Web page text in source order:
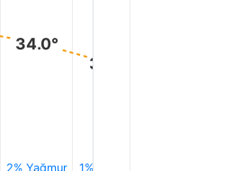
34.0°
2% Yağmur
31.0°
1% Yağmur